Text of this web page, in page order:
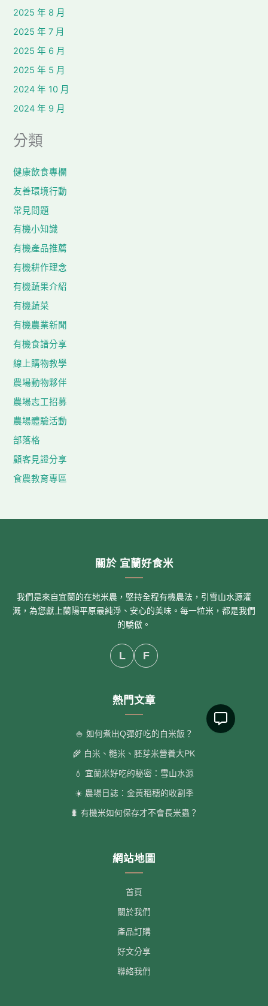
2025 年 8 月
2025 年 7 月
2025 年 6 月
2025 年 5 月
2024 年 10 月
2024 年 9 月
分類
健康飲食專欄
友善環境行動
常見問題
有機小知識
有機產品推薦
有機耕作理念
有機蔬果介紹
有機蔬菜
有機農業新聞
有機食譜分享
線上購物教學
農場動物夥伴
農場志工招募
農場體驗活動
部落格
顧客見證分享
食農教育專區
關於 宜蘭好食米
我們是來自宜蘭的在地米農，堅持全程有機農法，引雪山水源灌
溉，為您獻上蘭陽平原最純淨、安心的美味。每一粒米，都是我們
的驕傲。
L F
熱門文章
🍚 如何煮出Q彈好吃的白米飯？
🌾 白米、糙米、胚芽米營養大PK
💧 宜蘭米好吃的秘密：雪山水源
☀️ 農場日誌：金黃稻穗的收割季
🐛 有機米如何保存才不會長米蟲？
網站地圖
首頁
關於我們
產品訂購
好文分享
聯絡我們